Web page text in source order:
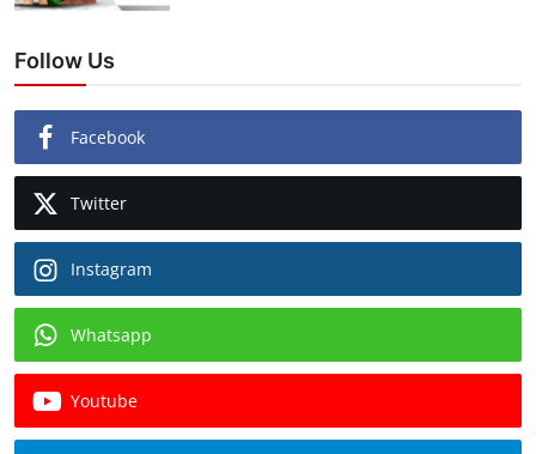
Follow Us
Facebook
Twitter
Instagram
Whatsapp
Youtube